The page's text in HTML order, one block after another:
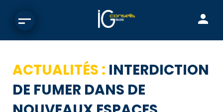
ACTUALITÉS : INTERDICTION
DE FUMER DANS DE